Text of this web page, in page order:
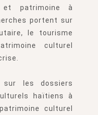
et patrimoine à
portent sur
le tourisme
culturel
sur les dossiers
haïtiens à
culturel